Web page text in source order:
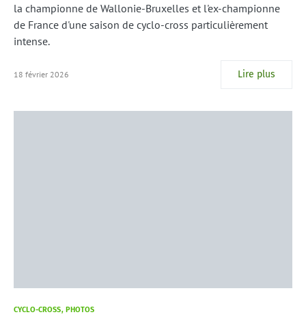
la championne de Wallonie-Bruxelles et l'ex-championne
de France d'une saison de cyclo-cross particulièrement
intense.
18 février 2026 Lire plus
CYCLO-CROSS PHOTOS